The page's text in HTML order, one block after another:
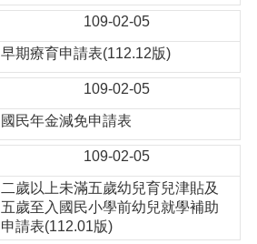
109-02-05
早期療育申請表(112.12版)
109-02-05
國民年金減免申請表
109-02-05
二歲以上未滿五歲幼兒育兒津貼及
五歲至入國民小學前幼兒就學補助
申請表(112.01版)